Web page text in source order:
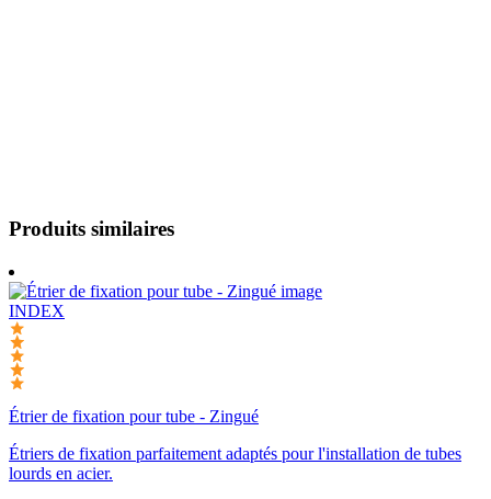
Produits similaires
INDEX
Étrier de fixation pour tube - Zingué
Étriers de fixation parfaitement adaptés pour l'installation de tubes
lourds en acier.